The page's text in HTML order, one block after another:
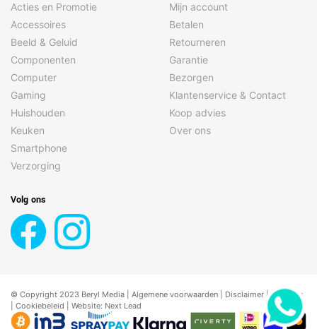
Acties en Promotie
Accessoires
Beeld & Geluid
Componenten
Computer
Gaming
Huishouden
Keuken
Smartphone
Verzorging
Mijn account
Betalen
Retourneren
Garantie
Bezorgen
Klantenservice & Contact
Koop advies
Over ons
Volg ons
© Copyright 2023 Beryl Media | Algemene voorwaarden Disclaimer | |Privacy
Cookiebeleid | Website: Next Lead